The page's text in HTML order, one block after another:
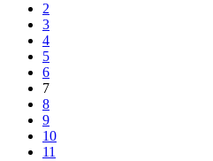
2
3
4
5
6
7
8
9
10
11